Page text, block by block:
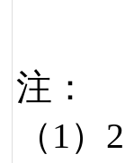
注：
（1